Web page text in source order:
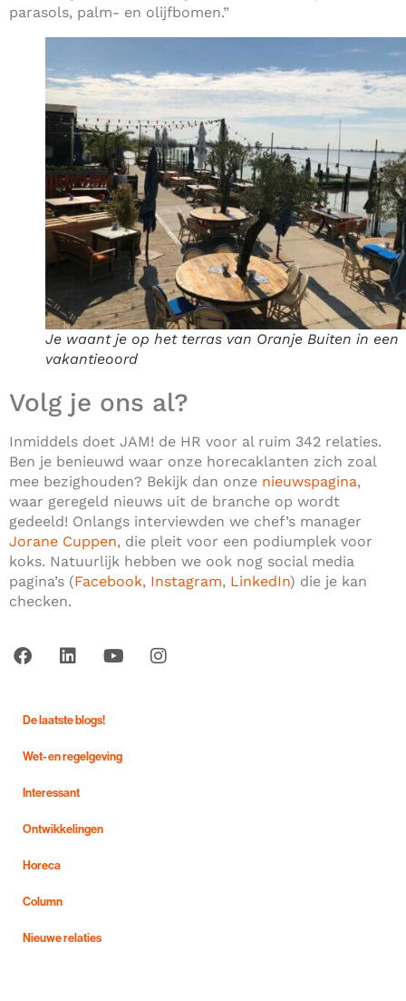
parasols, palm- en olijfbomen.”
Je waant je op het terras van Oranje Buiten in een
vakantieoord
Volg je ons al?
Inmiddels doet JAM! de HR voor al ruim 342 relaties.
Ben je benieuwd waar onze horecaklanten zich zoal
mee bezighouden? Bekijk dan onze nieuwspagina,
waar geregeld nieuws uit de branche op wordt
gedeeld! Onlangs interviewden we chef’s manager
Jorane Cuppen, die pleit voor een podiumplek voor
koks. Natuurlijk hebben we ook nog social media
pagina’s (Facebook, Instagram, LinkedIn) die je kan
checken.
De laatste blogs!
Wet- en regelgeving
Interessant
Ontwikkelingen
Horeca
Column
Nieuwe relaties